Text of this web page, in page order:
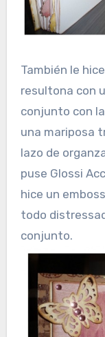
También le
resultona con
conjunto con
una mariposa
lazo de
puse Glossi
hice un
todo
conjunto.